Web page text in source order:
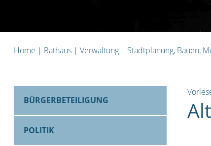
Home | Rathaus | Verwaltung | Stadtplanung, Bauen,
BÜRGERBETEILIGUNG
POLITIK